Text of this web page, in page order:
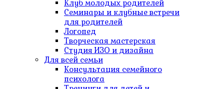
Клуб молодых родителей
Семинары и клубные встречи
для родителей
Логопед
Творческая мастерская
Студия ИЗО и дизайна
Для всей семьи
Консультация семейного
психолога